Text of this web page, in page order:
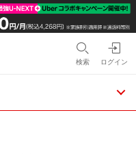
検索 ログイン